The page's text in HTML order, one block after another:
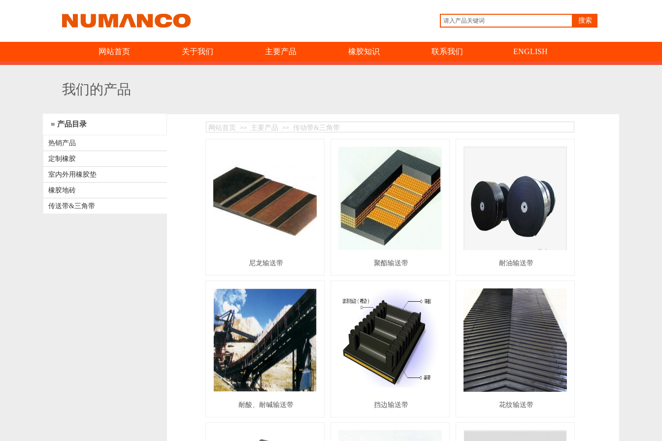
搜索
网站首页 关于我们 主要产品 橡胶知识 联系我们 ENGLISH
我们的产品
≡ 产品目录
热销产品
定制橡胶
室内外用橡胶垫
橡胶地砖
传送带&三角带
网站首页 >> 主要产品 >> 传动带&三角带
尼龙输送带 聚酯输送带 耐油输送带
耐酸、耐碱输送带 挡边输送带 花纹输送带